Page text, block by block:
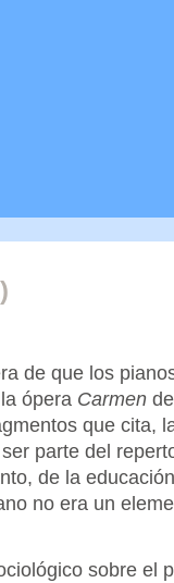
de que los
ópera Carmende
que cita,
parte del
de la
no era un
sobre el